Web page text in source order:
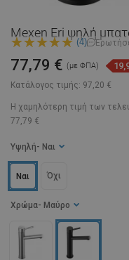
Mexen Eri ψηλή
(4)
Κατάλογος τιμής: 97,20 €
77,79 € (με ΦΠΑ)
Η χαμηλότερη τιμή των
77,79 €
Χρώμα - Μαύρο
Υψηλή - Ναι
Ναι Όχι